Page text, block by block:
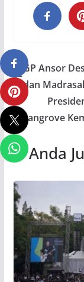
GP Ansor
dan
Mangrove
Anda